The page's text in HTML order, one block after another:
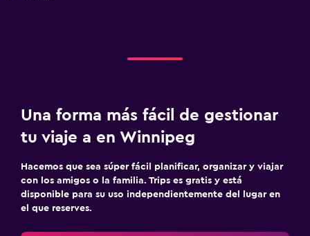
Una forma más fácil de gestionar
tu viaje a en Winnipeg
Hacemos que sea súper fácil planificar, organizar y viajar
con los amigos o la familia. Trips es gratis y está
disponible para su uso independientemente del lugar en
el que reserves.